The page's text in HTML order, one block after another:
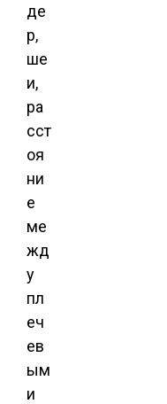
де
р,
ше
и,
ра
сст
оя
ни
е
ме
жд
у
пл
еч
ев
ым
и